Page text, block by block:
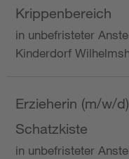
Krippenbereich
in unbefristeter
Kinderdorf
Erzieherin (m/w/
Schatzkiste
in unbefristeter